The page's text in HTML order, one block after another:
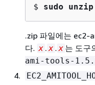
$ sudo unzip
.zip 파일에는 ec2-
다. x . x . x 는 도구
ami-tools-